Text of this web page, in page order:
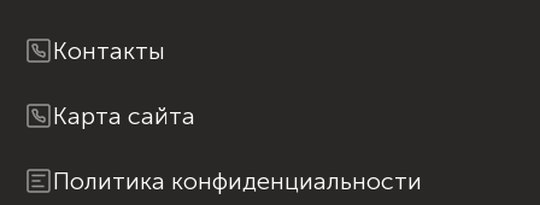
Контакты
Карта сайта
Политика конфиденциальности